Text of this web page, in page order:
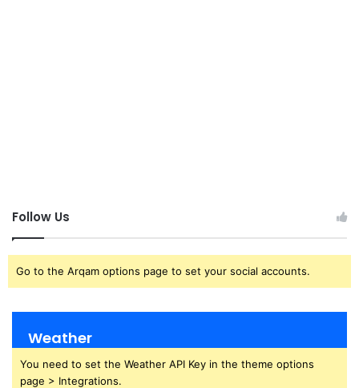
Follow Us
Go to the Arqam options page to set your social accounts.
Weather
You need to set the Weather API Key in the theme options
page > Integrations.